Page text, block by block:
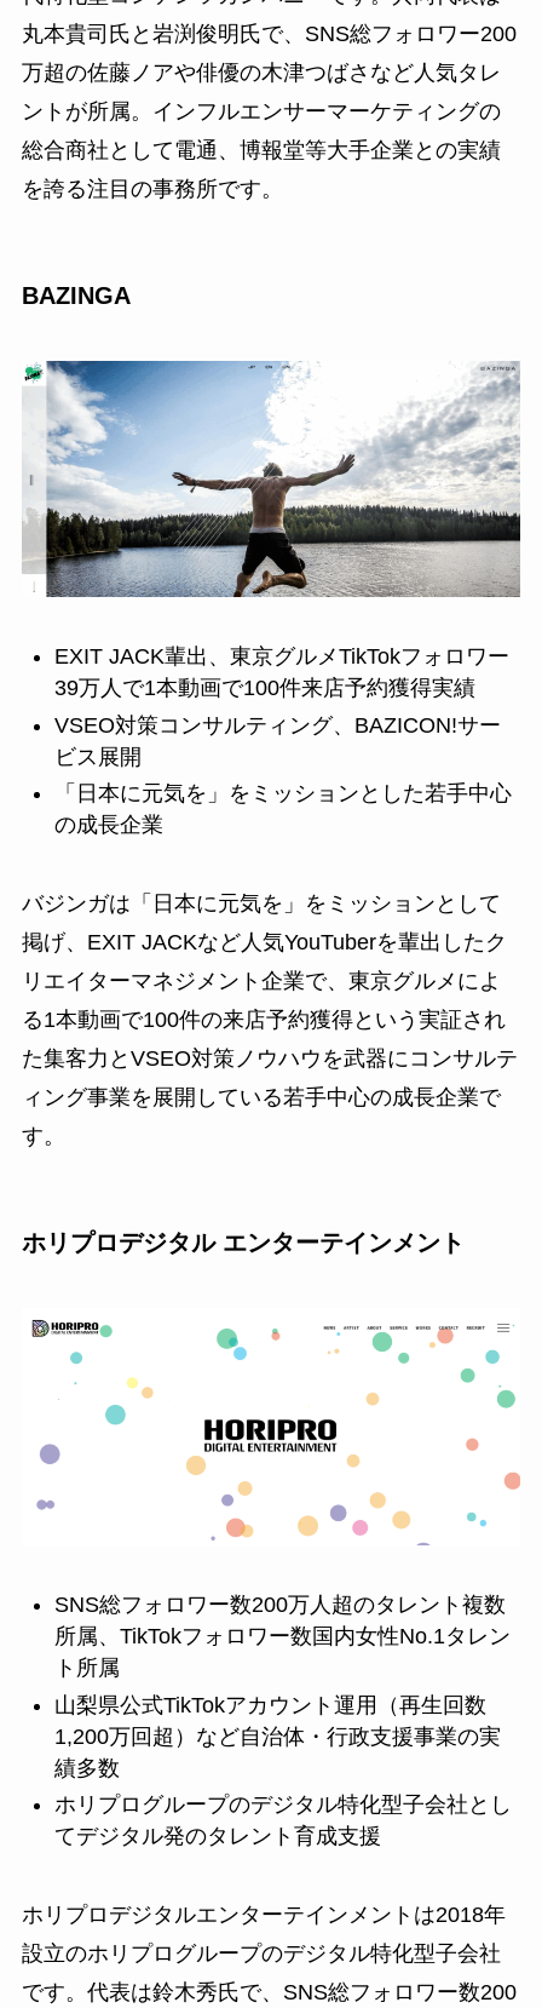
丸本貴司氏と岩渕俊明氏で、SNS総フォロワー200
万超の佐藤ノアや俳優の木津つばさなど人気タレ
ントが所属。インフルエンサーマーケティングの
総合商社として電通、博報堂等大手企業との実績
を誇る注目の事務所です。
BAZINGA
EXIT JACK輩出、東京グルメTikTokフォロワー
39万人で1本動画で100件来店予約獲得実績
VSEO対策コンサルティング、BAZICON!サー
ビス展開
「日本に元気を」をミッションとした若手中心
の成長企業
バジンガは「日本に元気を」をミッションとして
掲げ、EXIT JACKなど人気YouTuberを輩出したク
リエイターマネジメント企業で、東京グルメによ
る1本動画で100件の来店予約獲得という実証され
た集客力とVSEO対策ノウハウを武器にコンサルテ
ィング事業を展開している若手中心の成長企業で
す。
ホリプロデジタル エンターテインメント
SNS総フォロワー数200万人超のタレント複数
所属、TikTokフォロワー数国内女性No.1タレン
ト所属
山梨県公式TikTokアカウント運用（再生回数
1,200万回超）など自治体・行政支援事業の実
績多数
ホリプログループのデジタル特化型子会社とし
てデジタル発のタレント育成支援
ホリプロデジタルエンターテインメントは2018年
設立のホリプログループのデジタル特化型子会社
です。代表は鈴木秀氏で、SNS総フォロワー数200